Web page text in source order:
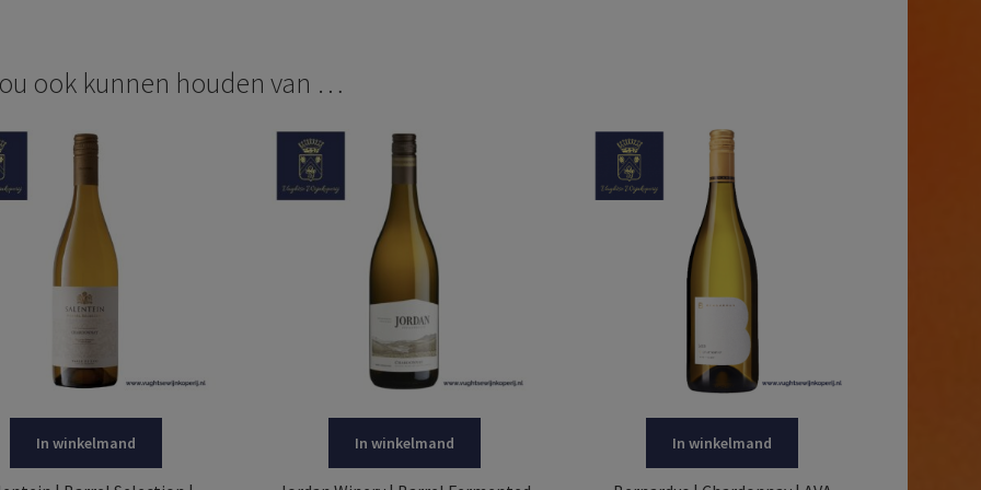
ook kunnen houden van …
In winkelmand In winkelmand In winkelmand